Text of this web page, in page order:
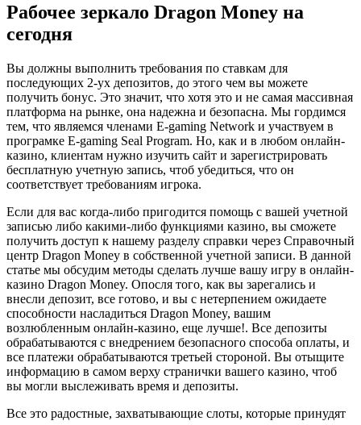
Рабочее зеркало Dragon Money на
сегодня
Вы должны выполнить требования по ставкам для
последующих 2-ух депозитов, до этого чем вы можете
получить бонус. Это значит, что хотя это и не самая массивная
платформа на рынке, она надежна и безопасна. Мы гордимся
тем, что являемся членами E-gaming Network и участвуем в
програмке E-gaming Seal Program. Но, как и в любом онлайн-
казино, клиентам нужно изучить сайт и зарегистрировать
бесплатную учетную запись, чтоб убедиться, что он
соответствует требованиям игрока.
Если для вас когда-либо пригодится помощь с вашей учетной
записью либо какими-либо функциями казино, вы сможете
получить доступ к нашему разделу справки через Справочный
центр Dragon Money в собственной учетной записи. В данной
статье мы обсудим методы сделать лучше вашу игру в онлайн-
казино Dragon Money. Опосля того, как вы зарегались и
внесли депозит, все готово, и вы с нетерпением ожидаете
способности насладиться Dragon Money, вашим
возлюбленным онлайн-казино, еще лучше!. Все депозиты
обрабатываются с внедрением безопасного способа оплаты, и
все платежи обрабатываются третьей стороной. Вы отыщите
информацию в самом верху странички вашего казино, чтоб
вы могли выслеживать время и депозиты.
Все это радостные, захватывающие слоты, которые принудят